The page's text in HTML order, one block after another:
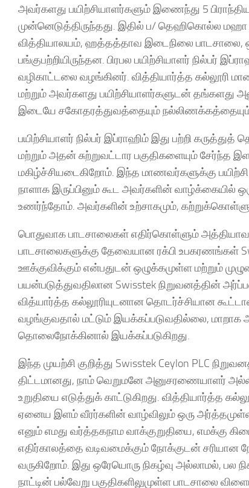
அவர்களது பயிற்சியாளர்களும் இணைந்து 5
முன்னெடுத்திருந்தது. இதில் ப/ தெஹிகொல்ல
வித்தியாலயம், ஹத்தத்தாவ இடைநிலை பாடசாலை,
பங்குபற்றியிருந்தன. பிரபல பயிற்சியாளர் நில்பர்
வழிகாட்டலை வழங்கினர். வித்தியார்த்த கல்லூரி
மற்றும் அவர்களது பயிற்சியாளர்களுடன் தங்களது
இடையே சகோதரத்துவத்தையும் நல்லிணக்கத்தையும்
பயிற்சியாளர் நில்பர் இப்ராஹிம் இது பற்றி
மற்றும் அதன் சுற்றுவட்டார பகுதிகளையும்
மகிழ்ச்சியடைகிறோம். இந்த மாணவர்களுக்கு
நாளாக இருப்பினும் கூட அவர்களின் வாழ்க்கையில்
உணர்ந்தோம். அவர்களின் உற்சாகமும்,
பொதுவாக பாடசாலைகள் எதிர்கொள்ளும்
பாடசாலைகளுக்கு தேவையான ரக்பி உபகரணங்கள்
ஊக்குவிக்கும் என்பதுடன் ஒழுக்கமுள்ள மற்றும்
பயன்படுத்துவதிலான Swisstek நிறுவனத்தின்
வித்யார்த்த கல்லூரியுடனான தொடர்ச்சியான
வழங்குவதால் மட்டும் இயக்கப்படுவதில்லை, மாறாக
தொலைநோக்கினால் இயக்கப்படுகிறது.
இந்த முயற்சி குறித்து Swisstek Ceylon PLC
திட்டமானது, நாம் வெறுமனே அனுசரணையாளர்
உறுதியை எடுத்துக் காட்டுகிறது. வித்தியார்த்த
ஏனைய இளம் வீரர்களின் வாழ்விலும் ஒரு அர்த்தமுள்ள
எனும் எமது வர்த்தகநாம வாக்குறுதியை, எமக்கு
எதிர்காலத்தை வடிவமைக்கும் நோக்குடன்
வருகிறோம். இது ஒரேயொரு நிகழ்வு அல்லாமல், பல
நாட்டின் பல்வேறு பகுதிகளிலுமுள்ள பாடசாலை